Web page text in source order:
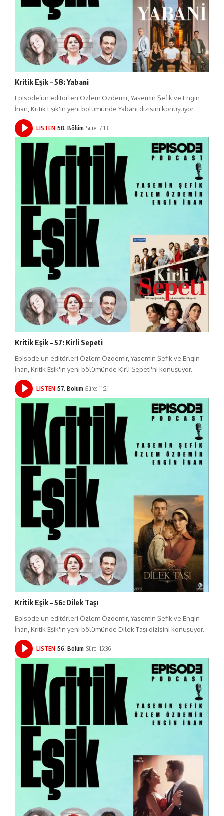
Kritik Eşik – 58: Yabani
Episode’un editörleri Özlem Özdemir, Yasemin Şefik ve Engin
İnan, Kritik Eşik'in yeni bölümünde Yabani dizisini konuşuyor.
LISTEN 58. Bölüm Süre: 7:13
Kritik Eşik – 57: Kirli Sepeti
Episode’un editörleri Özlem Özdemir, Yasemin Şefik ve Engin
İnan, Kritik Eşik'in yeni bölümünde Kirli Sepeti'ni konuşuyor.
LISTEN 57. Bölüm Süre: 11:21
Kritik Eşik – 56: Dilek Taşı
Episode’un editörleri Özlem Özdemir, Yasemin Şefik ve Engin
İnan, Kritik Eşik'in yeni bölümünde Dilek Taşı dizisini konuşuyor.
LISTEN 56. Bölüm Süre: 15:36